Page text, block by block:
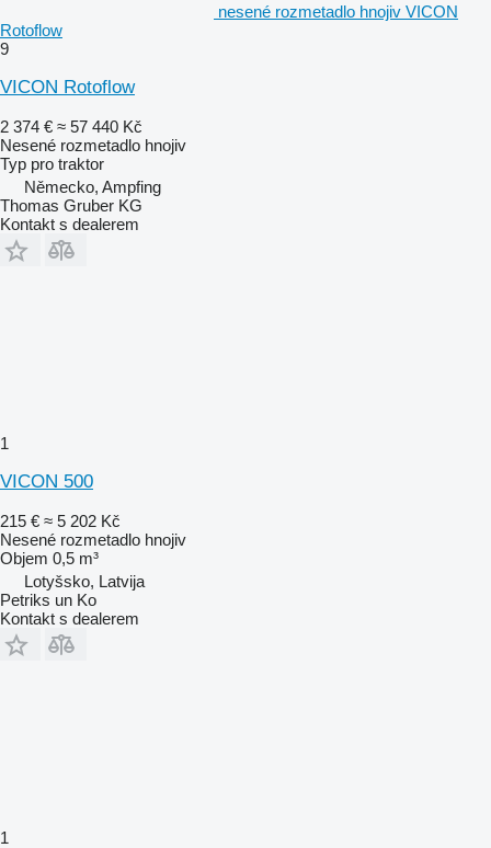
nesené rozmetadlo hnojiv VICON
Rotoflow
9
VICON Rotoflow
2 374 € ≈ 57 440 Kč
Nesené rozmetadlo hnojiv
Typ pro traktor
Německo, Ampfing
Thomas Gruber KG
Kontakt s dealerem
1
VICON 500
215 € ≈ 5 202 Kč
Nesené rozmetadlo hnojiv
Objem 0,5 m³
Lotyšsko, Latvija
Petriks un Ko
Kontakt s dealerem
1